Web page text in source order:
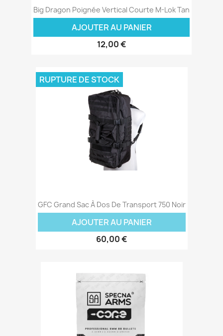
Big Dragon Poignée Vertical Courte M-Lok Tan
AJOUTER AU PANIER
12,00 €
GFC Grand Sac À Dos De Transport 750 Noir
AJOUTER AU PANIER
60,00 €
RUPTURE DE STOCK